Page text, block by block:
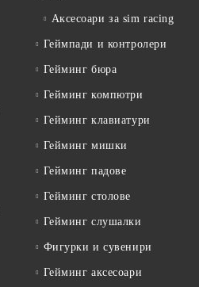
Аксесоари за sim racing
Геймпади и контролери
Гейминг бюра
Гейминг компютри
Гейминг клавиатури
Гейминг мишки
Гейминг падове
Гейминг столове
Гейминг слушалки
Фигурки и сувенири
Гейминг аксесоари